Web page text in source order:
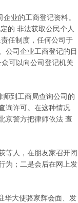
业的工商登记资料。
的 非法获取公民个人
任制度，任何公司于
公司企业工商登记的目
可以向公司登记机关
到工商局查询公司的
询许可。在这种情况
京警方把律师依法 查
等人，在朋友家召开闭
为；二是会后在网上发
华大使骆家辉会面、发